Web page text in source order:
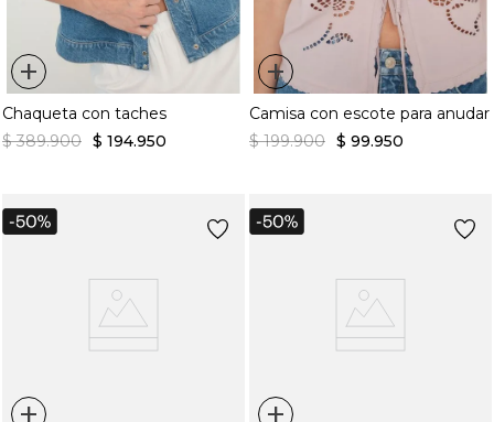
+
Chaqueta con taches
$ 389.900 $ 194.950
+
Camisa con escote para anudar
$ 199.900 $ 99.950